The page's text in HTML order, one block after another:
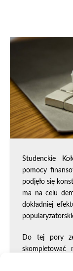
Studenckie
pomocy
podjęło się
ma na celu
dokładniej
Do tej pory
skompletować